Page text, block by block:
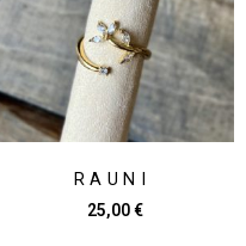
RAUNI
25,00€